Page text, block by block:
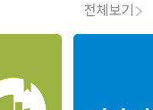
전체보기